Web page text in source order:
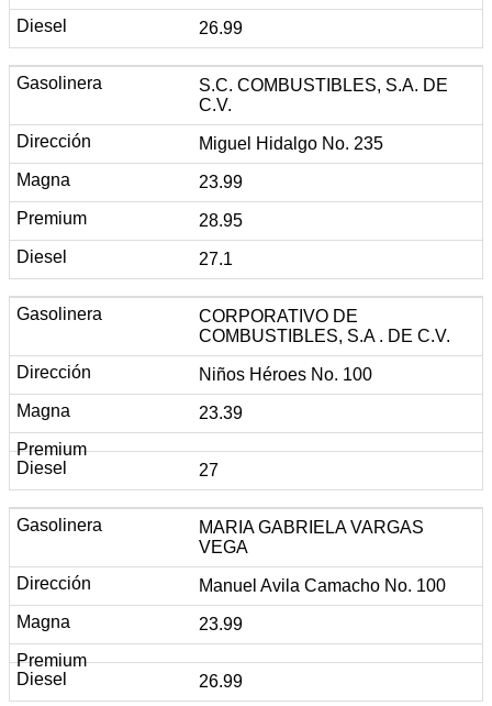
26.99
S.C. COMBUSTIBLES, S.A. DE
C.V.
Miguel Hidalgo No. 235
23.99
28.95
27.1
CORPORATIVO DE
COMBUSTIBLES, S.A . DE C.V.
Niños Héroes No. 100
23.39
27
MARIA GABRIELA VARGAS
VEGA
Manuel Avila Camacho No. 100
23.99
26.99